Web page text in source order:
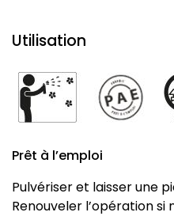
Utilisation
Prêt à l’emploi
Pulvériser et laisser une
Renouveler l’opération si